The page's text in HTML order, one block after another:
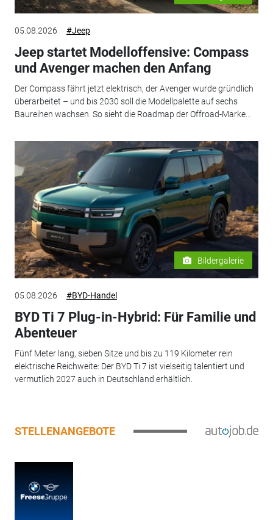
05.08.2026 #Jeep
Jeep startet Modelloffensive: Compass
und Avenger machen den Anfang
Der Compass fährt jetzt elektrisch, der Avenger wurde gründlich
überarbeitet – und bis 2030 soll die Modellpalette auf sechs
Baureihen wachsen. So sieht die Roadmap der Offroad-Marke...
Bildergalerie
05.08.2026 #BYD-Handel
BYD Ti 7 Plug-in-Hybrid: Für Familie und
Abenteuer
Fünf Meter lang, sieben Sitze und bis zu 119 Kilometer rein
elektrische Reichweite: Der BYD Ti 7 ist vielseitig talentiert und
vermutlich 2027 auch in Deutschland erhältlich.
STELLENANGEBOTE